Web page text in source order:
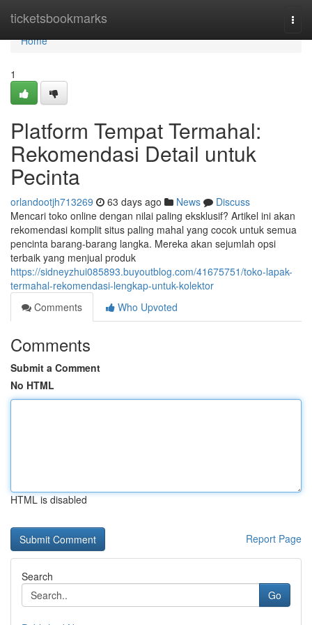
ticketsbookmarks
Home
Home
1
Platform Tempat Termahal:
Rekomendasi Detail untuk
Pecinta
orlandootjh713269 63 days ago News
Discuss
Mencari toko online dengan nilai paling eksklusif? Artikel ini akan
rekomendasi komplit situs paling mahal yang cocok untuk semua
pencinta barang-barang langka. Mereka akan sejumlah opsi
terbaik yang menjual produk
https://sidneyzhui085893.buyoutblog.com/41675751/toko-lapak-
termahal-rekomendasi-lengkap-untuk-kolektor
Comments
Who Upvoted
Comments
Submit a Comment
No HTML
HTML is disabled
Report Page
Search
Go